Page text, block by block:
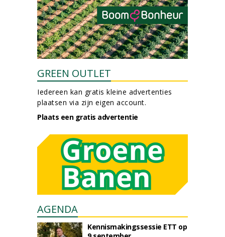
GREEN OUTLET
Iedereen kan gratis kleine advertenties
plaatsen via zijn eigen account.
Plaats een gratis advertentie
AGENDA
Kennismakingssessie ETT op